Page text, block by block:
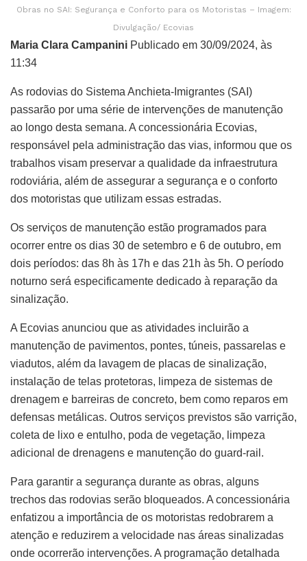
Obras no SAI: Segurança e Conforto para os Motoristas – Imagem:
Divulgação/ Ecovias
Maria Clara Campanini Publicado em 30/09/2024, às
11:34
As rodovias do Sistema Anchieta-Imigrantes (SAI)
passarão por uma série de intervenções de manutenção
ao longo desta semana. A concessionária Ecovias,
responsável pela administração das vias, informou que os
trabalhos visam preservar a qualidade da infraestrutura
rodoviária, além de assegurar a segurança e o conforto
dos motoristas que utilizam essas estradas.
Os serviços de manutenção estão programados para
ocorrer entre os dias 30 de setembro e 6 de outubro, em
dois períodos: das 8h às 17h e das 21h às 5h. O período
noturno será especificamente dedicado à reparação da
sinalização.
A Ecovias anunciou que as atividades incluirão a
manutenção de pavimentos, pontes, túneis, passarelas e
viadutos, além da lavagem de placas de sinalização,
instalação de telas protetoras, limpeza de sistemas de
drenagem e barreiras de concreto, bem como reparos em
defensas metálicas. Outros serviços previstos são varrição,
coleta de lixo e entulho, poda de vegetação, limpeza
adicional de drenagens e manutenção do guard-rail.
Para garantir a segurança durante as obras, alguns
trechos das rodovias serão bloqueados. A concessionária
enfatizou a importância de os motoristas redobrarem a
atenção e reduzirem a velocidade nas áreas sinalizadas
onde ocorrerão intervenções. A programação detalhada